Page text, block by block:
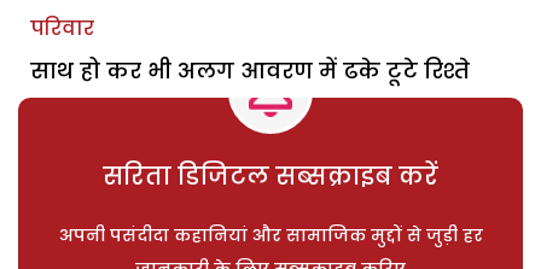
परिवार
साथ हो कर भी अलग आवरण में ढके टूटे रिश्ते
सरिता डिजिटल सब्सक्राइब करें
अपनी पसंदीदा कहानियां और सामाजिक मुद्दों से जुड़ी हर